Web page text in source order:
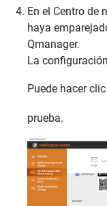
En el Centro de
haya
Qmanager.
La
Puede hacer
prueba.